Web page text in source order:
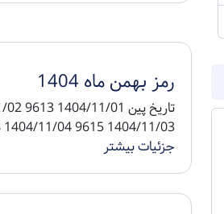
رمز بهمن ماه 1404
1404/11/03 9615 1404/11/04 9608 1404/11/05 ...
جزئیات بیشتر